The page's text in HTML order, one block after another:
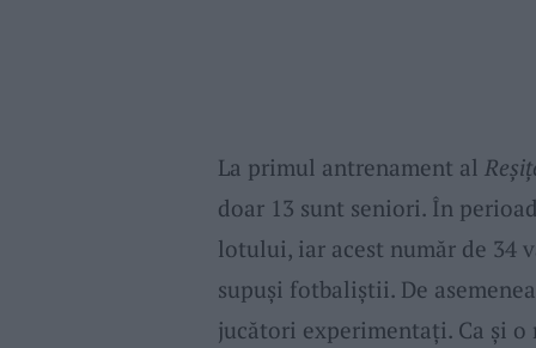
La primul antrenament al
doar 13 sunt seniori. În
lotului, iar acest număr de 34
supuși fotbaliștii. De
jucători experimentați. Ca și